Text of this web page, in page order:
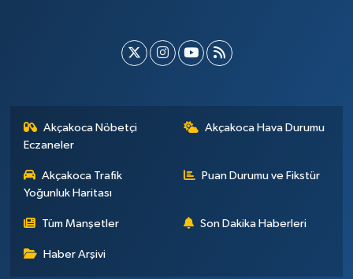
Akçakoca Nöbetçi
Eczaneler
Akçakoca Hava Durumu
Akçakoca Trafik
Yoğunluk Haritası
Puan Durumu ve Fikstür
Tüm Manşetler Son Dakika Haberleri
Haber Arşivi